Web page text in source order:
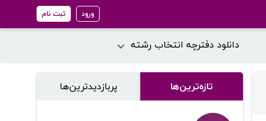
ورود ثبت نام
دانلود دفترچه انتخاب رشته
تازه‌ترین‌ها پر‌بازدیدترین‌ها